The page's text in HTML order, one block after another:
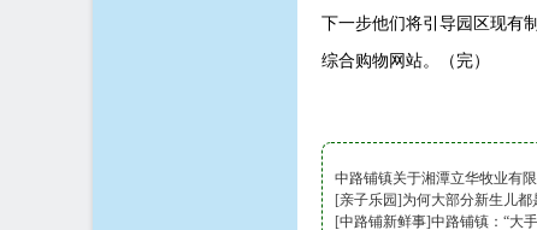
下一步他们将引导园区现有
综合购物网站。（完）
中路铺镇关于湘潭立华牧业有
[中路铺新鲜事]
为何大部分新生儿都
[亲子乐园]
中路铺镇：“大
[中路铺新鲜事]